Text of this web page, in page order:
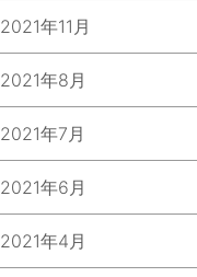
2021年11月
2021年8月
2021年7月
2021年6月
2021年4月